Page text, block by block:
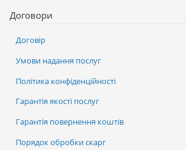
Договори
Договір
Умови надання послуг
Політика конфіденційності
Гарантія якості послуг
Гарантія повернення коштів
Порядок обробки скарг